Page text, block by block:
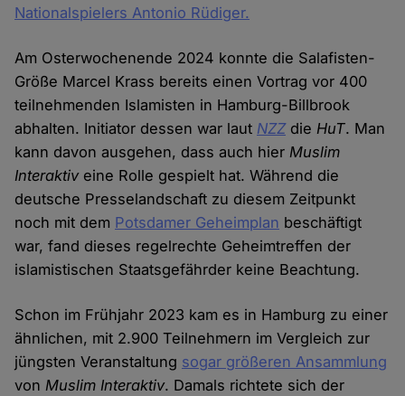
Nationalspielers Antonio Rüdiger.
Am Osterwochenende 2024 konnte die Salafisten-
Größe Marcel Krass bereits einen Vortrag vor 400
teilnehmenden Islamisten in Hamburg-Billbrook
abhalten. Initiator dessen war laut NZZdieHuT. Man
kann davon ausgehen, dass auch hierMuslim
Interaktiveine Rolle gespielt hat. Während die
deutsche Presselandschaft zu diesem Zeitpunkt
noch mit dem Potsdamer Geheimplan beschäftigt
war, fand dieses regelrechte Geheimtreffen der
islamistischen Staatsgefährder keine Beachtung.
Schon im Frühjahr 2023 kam es in Hamburg zu einer
ähnlichen, mit 2.900 Teilnehmern im Vergleich zur
jüngsten Veranstaltung sogar größeren Ansammlung
vonMuslim Interaktiv. Damals richtete sich der